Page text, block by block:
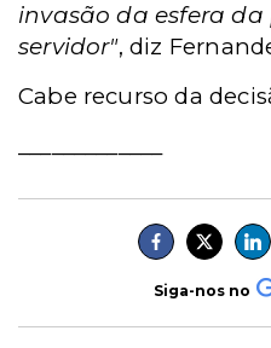
invasão da esfera
servidor", diz
Cabe recurso da
Siga-nos no